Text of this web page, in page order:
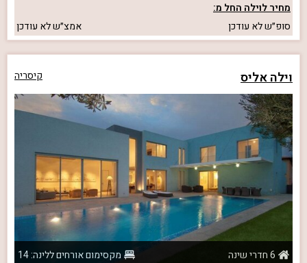
מחיר לוילה החל מ:
סופ״שלא עודכן אמצ״שלא עודכן
וילה אליס קיסריה
6 חדרי שינה
מקסימום אורחים ללינה: 14